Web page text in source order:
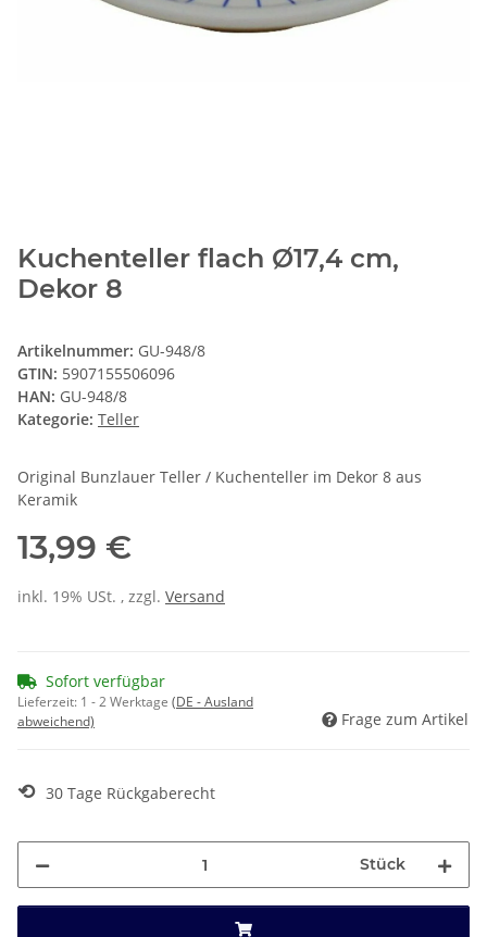
Kuchenteller flach Ø17,4 cm,
Dekor 8
Artikelnummer: GU-948/8
GTIN: 5907155506096
HAN: GU-948/8
Kategorie: Teller
Original Bunzlauer Teller / Kuchenteller im Dekor 8 aus
Keramik
13,99 €
inkl. 19% USt. , zzgl. Versand
Sofort verfügbar
Lieferzeit: 1 - 2 Werktage (DE - Ausland
abweichend)
Frage zum Artikel
⟲ 30 Tage Rückgaberecht
Stück